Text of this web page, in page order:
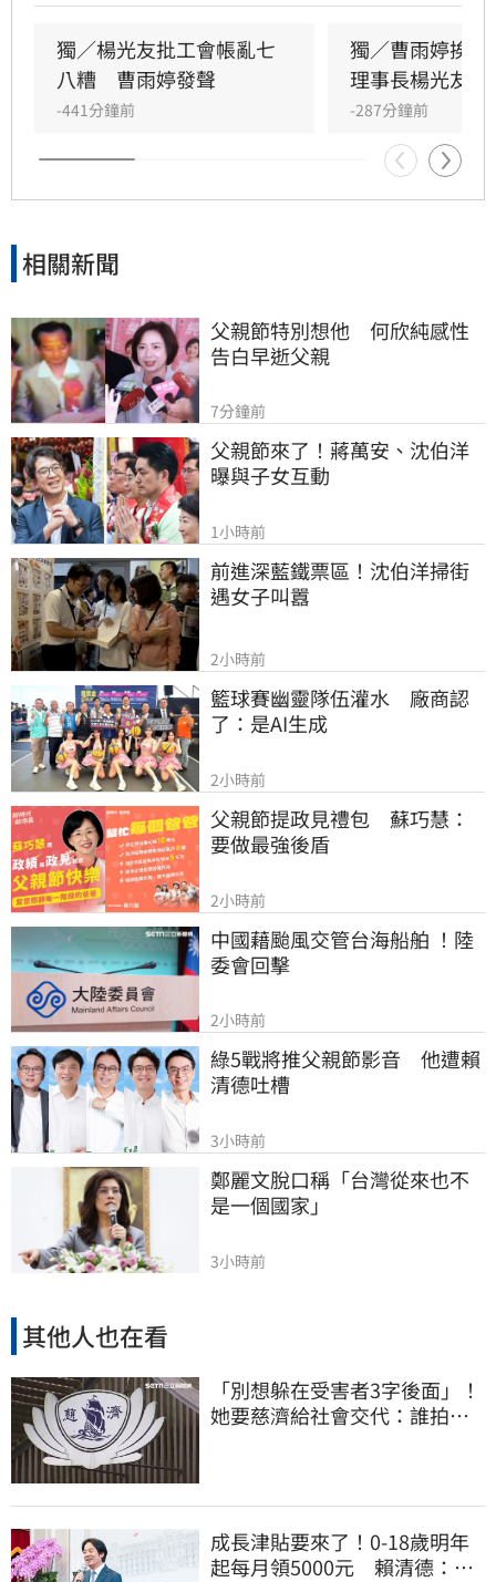
會無關，更直言演藝圈工會林立現象混亂，強調
自己成立的台灣演藝人員協會運作順利，不願捲
入紛爭。這場關於藝人工會權益與財務管理的爭
議，隨著各界大咖發聲，讓演藝圈內部矛盾浮上
檯面，也凸顯了資深藝人照護制度的結構性問
題，引發社會廣泛關注與討論。
獨／楊光友批工會帳亂七
八糟　曹雨婷發聲
-441分鐘前
獨／曹雨婷挨
理事長楊光友開
-287分鐘前
相關新聞
父親節特別想他　何欣純感性
告白早逝父親
7分鐘前
父親節來了！蔣萬安、沈伯洋
曝與子女互動
1小時前
前進深藍鐵票區！沈伯洋掃街
遇女子叫囂
2小時前
籃球賽幽靈隊伍灌水　廠商認
了：是AI生成
2小時前
父親節提政見禮包　蘇巧慧：
要做最強後盾
2小時前
中國藉颱風交管台海船舶 ！陸
委會回擊
2小時前
綠5戰將推父親節影音　他遭賴
清德吐槽
3小時前
鄭麗文脫口稱「台灣從來也不
是一個國家」
3小時前
其他人也在看
「別想躲在受害者3字後面」！
她要慈濟給社會交代：誰拍板
成長津貼要來了！0-18歲明年
起每月領5000元 賴清德：此